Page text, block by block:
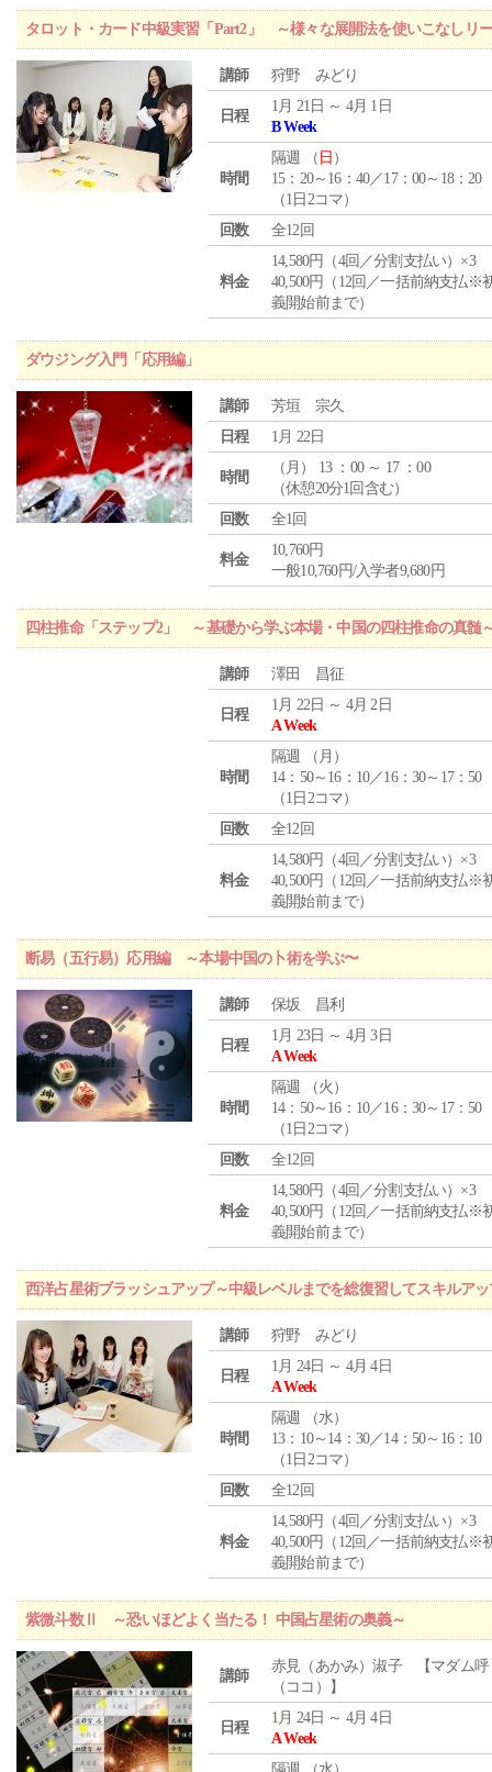
タロット・カード中級実習「Part2」 ～様々な展開法を使いこなしリ
講師 狩野 みどり
日程
1月 21日 ～ 4月 1日
B Week
時間
隔週 （ 日 ）
15：20～16：40／17：00～18：20
（1日2コマ）
回数
全12回
料金
14,580円（4回／分割支払い）×3
40,500円（12回／一括前納支払※
義開始前まで）
ダウジング入門「応用編」
講師
芳垣 宗久
日程
1月 22日
時間
（ 月 ） 13 ：00 ～ 17 ：00
（休憩20分1回含む）
回数
全1回
料金
10,760円
一般10,760円/入学者9,680円
四柱推命「ステップ2」 ～基礎から学ぶ本場・中国の四柱推命の真髄
講師 澤田 昌征
日程
1月 22日 ～ 4月 2日
A Week
時間
隔週 （ 月 ）
14：50～16：10／16：30～17：50
（1日2コマ）
回数
全12回
料金
14,580円（4回／分割支払い）×3
40,500円（12回／一括前納支払※
義開始前まで）
断易（五行易）応用編 ～本場中国の卜術を学ぶ〜
講師 保坂 昌利
日程
1月 23日 ～ 4月 3日
A Week
時間
隔週 （火 ）
14：50～16：10／16：30～17：50
（1日2コマ）
回数
全12回
料金
14,580円（4回／分割支払い）×3
40,500円（12回／一括前納支払※
義開始前まで）
西洋占星術ブラッシュアップ～中級レベルまでを総復習してスキルア
講師 狩野 みどり
日程
1月 24日 ～ 4月 4日
A Week
時間
隔週 （水）
13：10～14：30／14：50～16：10
（1日2コマ）
回数
全12回
料金
14,580円（4回／分割支払い）×3
40,500円（12回／一括前納支払※
義開始前まで）
紫微斗数Ⅱ ～恐いほどよく当たる！ 中国占星術の奥義～
講師
赤見（あかみ）淑子 【マダム呼
（ココ）】
日程
1月 24日 ～ 4月 4日
A Week